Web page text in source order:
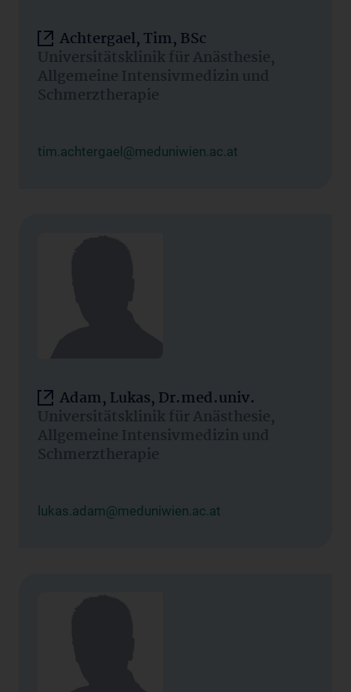
Achtergael, Tim, BSc
Universitätsklinik für Anästhesie,
Allgemeine Intensivmedizin und
Schmerztherapie
tim.achtergael@meduniwien.ac.at
Adam, Lukas, Dr.med.univ.
Universitätsklinik für Anästhesie,
Allgemeine Intensivmedizin und
Schmerztherapie
lukas.adam@meduniwien.ac.at